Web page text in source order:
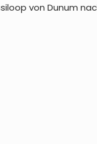
von Dunum